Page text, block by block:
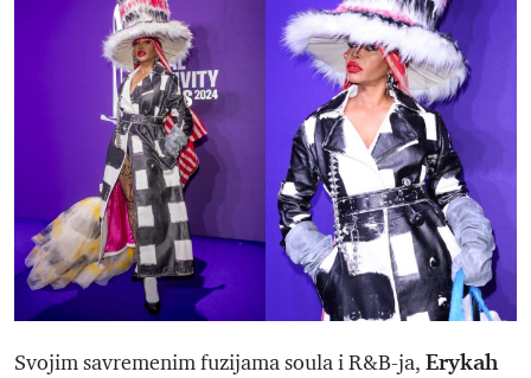
Svojim savremenim fuzijama soula i R&B-ja, Erykah